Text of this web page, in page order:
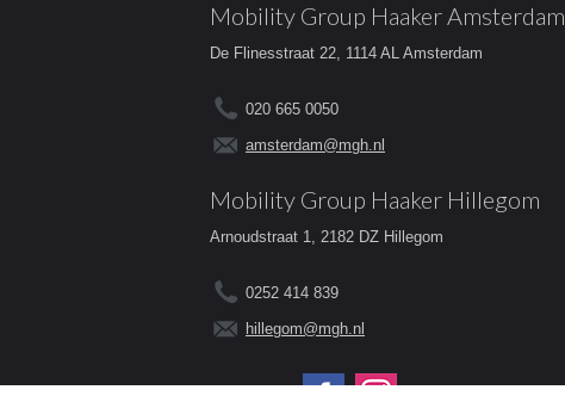
Mobility Group Haaker Amsterdam
De Flinesstraat 22, 1114 AL Amsterdam
020 665 0050
amsterdam@mgh.nl
Mobility Group Haaker Hillegom
Arnoudstraat 1, 2182 DZ Hillegom
0252 414 839
hillegom@mgh.nl
Volg ons op: